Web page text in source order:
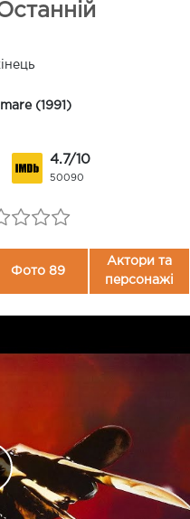
(1991)
4.7/10
50090
Фото 89
Актори та
персонажі